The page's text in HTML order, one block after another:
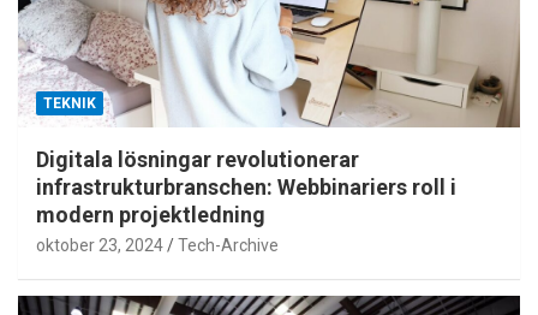
TEKNIK
Digitala lösningar revolutionerar
infrastrukturbranschen: Webbinariers roll i
modern projektledning
oktober 23, 2024 Tech-Archive